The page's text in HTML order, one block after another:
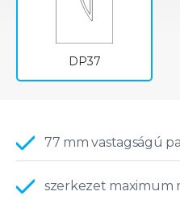
DP37
77 mm vastagságú
szerkezet maximum